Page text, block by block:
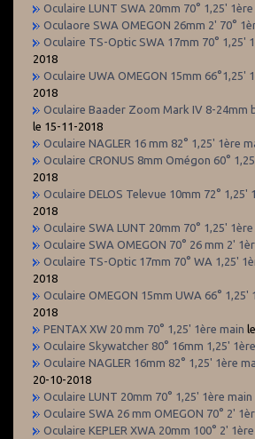
Oculaire LUNT SWA 20mm 70° 1,25' 1ère
Oculaore SWA OMEGON 26mm 2' 70°
Oculaire TS-Optic SWA 17mm 70° 1,25'
2018
Oculaire UWA OMEGON 15mm 66°1,25'
2018
Oculaire Baader Zoom Mark IV 8-24mm
le 15-11-2018
Oculaire NAGLER 16 mm 82° 1,25' 1ère
Oculaire CRONUS 8mm Omégon 60°
2018
Oculaire DELOS Televue 10mm 72° 1,25'
2018
Oculaire SWA LUNT 20mm 70° 1,25' 1ère
Oculaire SWA OMEGON 70° 26 mm 2'
Oculaire TS-Optic 17mm 70° WA 1,25'
2018
Oculaire OMEGON 15mm UWA 66° 1,25'
2018
PENTAX XW 20 mm 70° 1,25' 1ère main
Oculaire Skywatcher 80° 16mm 1,25'
Oculaire NAGLER 16mm 82° 1,25' 1ère
20-10-2018
Oculaire LUNT 20mm 70° 1,25' 1ère main
Oculaire SWA 26 mm OMEGON 70° 2'
Oculaire KEPLER XWA 20mm 100° 2'